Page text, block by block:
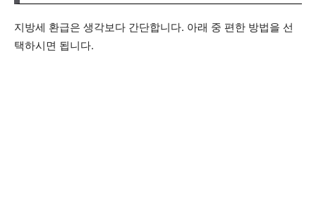
지방세 환급은 생각보다 간단합니다. 아래 중 편한 방법을 선
택하시면 됩니다.